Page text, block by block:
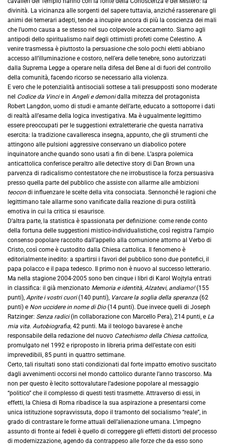
divinità. La vicinanza alle sorgenti del sapere tuttavia, anziché rasserenare gli
animi dei temerari adepti, tende a incupire ancora di più la coscienza dei mali
che l’uomo causa a se stesso nel suo colpevole accecamento. Siamo agli
antipodi dello spiritualismo naif degli ottimisti profeti come Celestino. A
venire trasmessa è piuttosto la persuasione che solo pochi eletti abbiano
accesso all’illuminazione e costoro, nell’era delle tenebre, sono autorizzati
dalla Suprema Legge a operare nella difesa del Bene al di fuori del controllo
della comunità, facendo ricorso se necessario alla violenza.
E vero che le potenzialità antisociali sottese a tali presupposti sono moderate
nel Codice da Vincie in Angeli e demonidalla mitezza del protagonista
Robert Langdon, uomo di studi e amante dell’arte, educato a sottoporre i dati
di realtà all’esame della logica investigativa. Ma è ugualmente legittimo
essere preoccupati per le suggestioni extraletterarie che questa narrativa
esercita: la tradizione cavalleresca insegna, appunto, che gli strumenti che
attingono alle pulsioni aggressive conservano un diabolico potere
inquinatore anche quando sono usati a fin di bene. L’aspra polemica
anticattolica conferisce peraltro alle detective story di Dan Brown una
parvenza di radicalismo contestatore che ne irrobustisce la forza persuasiva
presso quella parte del pubblico che assiste con allarme alle ambizioni
teocon di influenzare le scelte della vita consociata. Sennonché le ragioni che
legittimano tale allarme sono vanificate dalla reazione di pura ostilità
emotiva in cui la critica si esaurisce.
D’altra parte, la statistica è spassionata per definizione: come rende conto
della fortuna delle suggestioni mistico-individualistiche, così registra l’ampio
consenso popolare raccolto dall’appello alla comunione attorno al Verbo di
Cristo, così come è custodito dalla Chiesa cattolica. Il fenomeno è
editorialmente inedito: a spartirsi i favori del pubblico sono due pontefici, il
papa polacco e il papa tedesco. Il primo non è nuovo al successo letterario.
Ma nella stagione 2004-2005 sono ben cinque i libri di Karol Wojtyla entrati
in classifica: il già menzionato Memoria e identità, Alzatevi, andiamo!(155
punti), Aprite i vostri cuori(140 punti), Varcare la soglia della speranza (62
punti) e Non uccidere in nome di Dio(14 punti). Due invece quelli di Joseph
Ratzinger: Senza radici(in collaborazione con Marcello Pera), 214 punti, e La
mia vita. Autobiografia, 42 punti. Ma il teologo bavarese è anche
responsabile della redazione del nuovo Catechismo della Chiesa cattolica,
promulgato nel 1992 e riproposto in libreria prima dell’estate con esiti
imprevedibili, 85 punti in quattro settimane.
Certo, tali risultati sono stati condizionati dal forte impatto emotivo suscitato
dagli avvenimenti occorsi nel mondo cattolico durante l’anno trascorso. Ma
non per questo è lecito sottovalutare l’adesione popolare al messaggio
“politico” che il complesso di questi testi trasmette. Attraverso di essi, in
effetti, la Chiesa di Roma ribadisce la sua aspirazione a presentarsi come
unica istituzione sopravvissuta, dopo il tramonto del socialismo “reale”, in
grado di contrastare le forme attuali dell’alienazione umana. L’impegno
assunto di fronte ai fedeli è quello di correggere gli effetti distorti del processo
di modernizzazione, agendo da contrappeso alle forze che da esso sono